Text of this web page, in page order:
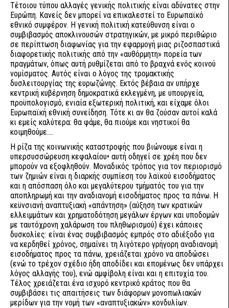
Τέτοιου τύπου αλλαγές γενικής πολιτικής είναι αδύνατες στην
Ευρώπη. Κανείς δεν μπορεί να επικαλεστεί το Ευρωπαϊκό
εθνικό συμφέρον. Η γενική πολιτική κατεύθυνση είναι ο
συμβιβασμός αποκλινουσών στρατηγικών, με μικρό περιθώριο
σε περίπτωση διαφωνίας για την εφαρμογή μιας ριζοσπαστικά
διαφορετικής πολιτικής από την «αυθόρμητη» πορεία των
πραγμάτων, όπως αυτή ρυθμίζεται από το βραχνά ενός κοινού
νομίσματος. Αυτός είναι ο λόγος της τρομακτικής
δυσλειτουργίας της ευρωζώνης. Εκτός βέβαια αν υπήρχε
κεντρική κυβέρνηση δημοκρατικά εκλεγμένη, με υπουργεία,
προϋπολογισμό, ενιαία εξωτερική πολιτική, και είχαμε όλοι
Ευρωπαϊκή εθνική συνείδηση. Τότε κι αν θα ζούσαν αυτοί καλά
κι εμείς καλύτερα: θα φάμε, θα πιούμε και νηστικοί θα
κοιμηθούμε....
Η ρίζα της κοινωνικής καταστροφής που βιώνουμε είναι η
υπερσυσσώρευση κεφαλαίου• αυτή οδηγεί σε χρέη που δεν
μπορούν να εξοφληθούν. Μοναδικός τρόπος για τον περιορισμό
των ζημιών είναι η διαρκής συμπίεση του λαϊκού εισοδήματος
και η απόσπαση όλο και μεγαλύτερου τμήματός του για την
αποπληρωμή και την αναδιανομή εισοδήματος προς τα πάνω. Η
κεϋνσιανή αναπτυξιακή «απάντηση» (αύξηση των κρατικών
ελλειμμάτων και χρηματοδότηση μεγάλων έργων και υποδομών
με ταυτόχρονη χαλάρωση του πληθωρισμού) έχει κάποιες
δυσκολίες: είναι ένας συμβιβασμός εμπρός στο αδιέξοδο για
να κερδηθεί χρόνος, σημαίνει τη λιγότερο γρήγορη αναδιανομή
εισοδήματος προς τα πάνω, χρειάζεται χρόνο να αποδώσει
(ενώ το τρέχον σχέδιο ήδη αποδίδει και επομένως δεν υπάρχει
λόγος αλλαγής του), ενώ αμφίβολη είναι και η επιτυχία του.
Τέλος χρειάζεται ένα ισχυρό κεντρικό κράτος που θα
συμβιβάσει τις απαιτήσεις των διάφορων μονοπωλιακών
μερίδων για την νομή των «αναπτυξιακών» κονδυλίων.